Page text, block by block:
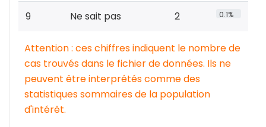
9 Ne sait pas 2 0.1%
Attention : ces chiffres indiquent le nombre de
cas trouvés dans le fichier de données. Ils ne
peuvent être interprétés comme des
statistiques sommaires de la population
d'intérêt.